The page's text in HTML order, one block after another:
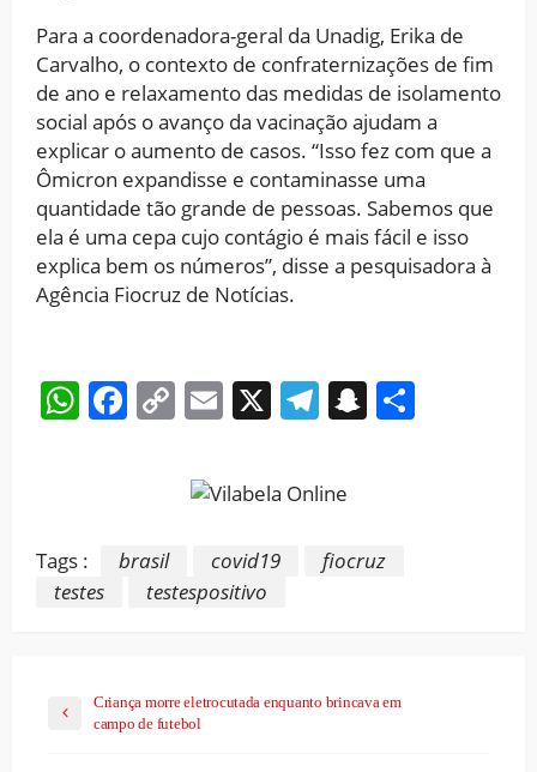
Para a coordenadora-geral da Unadig, Erika de
Carvalho, o contexto de confraternizações de fim
de ano e relaxamento das medidas de isolamento
social após o avanço da vacinação ajudam a
explicar o aumento de casos. “Isso fez com que a
Ômicron expandisse e contaminasse uma
quantidade tão grande de pessoas. Sabemos que
ela é uma cepa cujo contágio é mais fácil e isso
explica bem os números”, disse a pesquisadora à
Agência Fiocruz de Notícias.
WhatsApp
Facebook
CopyEmail
X Telegram
Snapchat
Tags : brasil covid19
fiocruz
testes
testespositivo
Criança morre eletrocutada enquanto brincava em
campo de futebol